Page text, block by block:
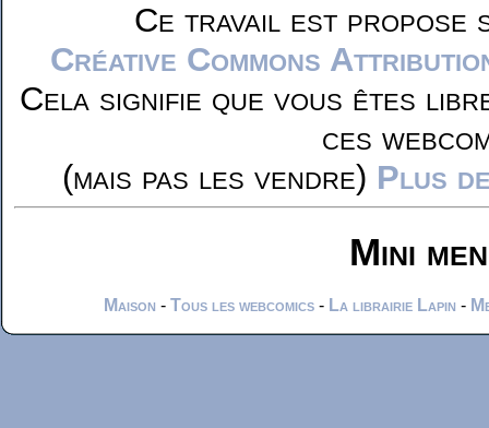
Ce travail est propose
Créative Commons
Cela signifie que vous êtes
ces
(mais pas les vendre) Plus
Mini
Maison - Tous les webcomics - La librairie Lapin -